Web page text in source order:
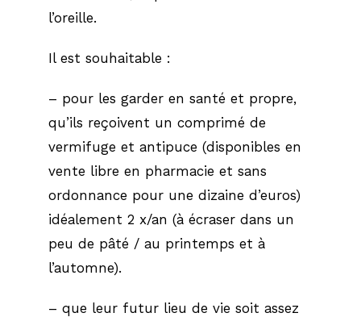
l’oreille.
Il est souhaitable :
– pour les garder en santé et propre,
qu’ils reçoivent un comprimé de
vermifuge et antipuce (disponibles en
vente libre en pharmacie et sans
ordonnance pour une dizaine d’euros)
idéalement 2 x/an (à écraser dans un
peu de pâté / au printemps et à
l’automne).
– que leur futur lieu de vie soit assez